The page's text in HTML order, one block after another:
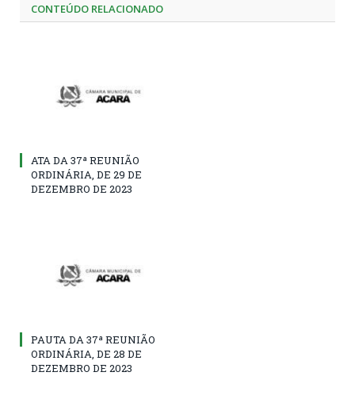
CONTEÚDO RELACIONADO
ATA DA 37ª REUNIÃO
ORDINÁRIA, DE 29 DE
DEZEMBRO DE 2023
PAUTA DA 37ª REUNIÃO
ORDINÁRIA, DE 28 DE
DEZEMBRO DE 2023